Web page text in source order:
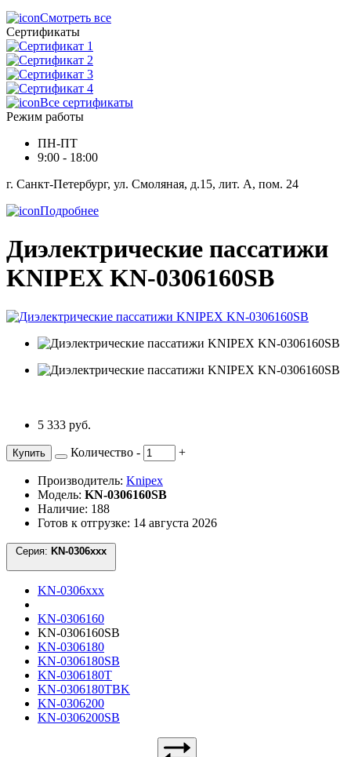
Смотреть все
Сертификаты
Все сертификаты
Режим работы
ПН-ПТ
9:00 - 18:00
г. Санкт-Петербург, ул. Смоляная, д.15, лит. А, пом. 24
Подробнее
Диэлектрические пассатижи
KNIPEX KN-0306160SB
5 333 руб.
Купить Количество - +
Производитель: Knipex
Модель: KN-0306160SB
Наличие: 188
Готов к отгрузке: 14 августа 2026
Серия:
KN-0306xxx
KN-0306160
KN-0306160SB
KN-0306180
KN-0306180SB
KN-0306180T
KN-0306180TBK
KN-0306200
KN-0306200SB